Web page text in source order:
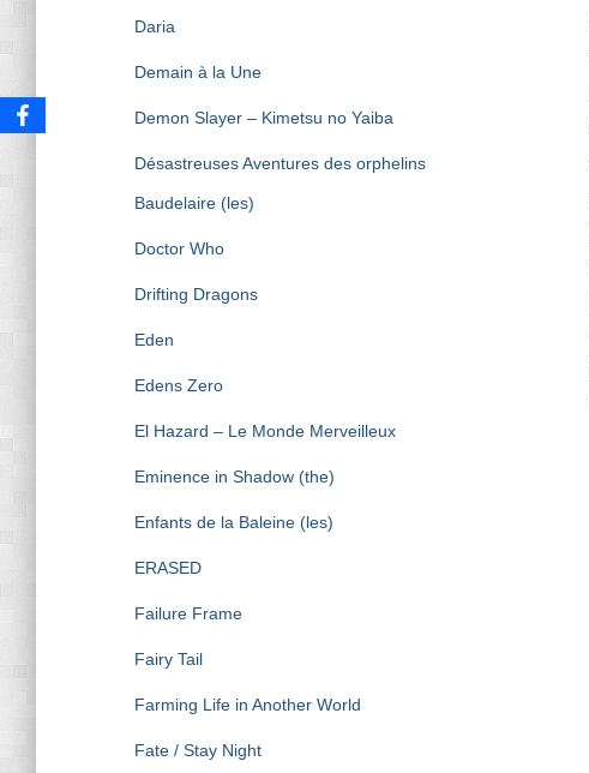
Daria
Demain à la Une
Demon Slayer – Kimetsu no Yaiba
Désastreuses Aventures des orphelins
Baudelaire (les)
Doctor Who
Drifting Dragons
Eden
Edens Zero
El Hazard – Le Monde Merveilleux
Eminence in Shadow (the)
Enfants de la Baleine (les)
ERASED
Failure Frame
Fairy Tail
Farming Life in Another World
Fate / Stay Night